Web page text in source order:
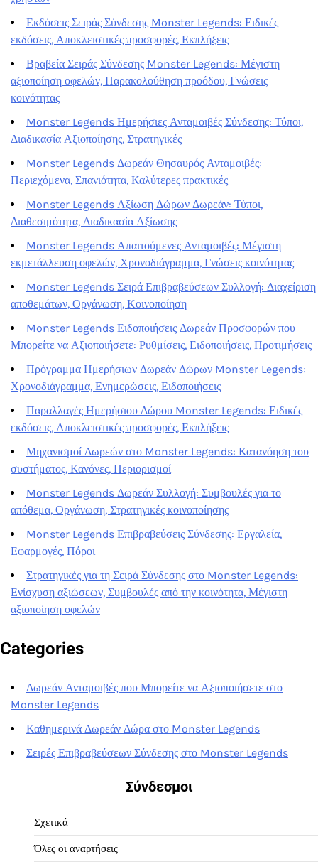
Εκδόσεις Σειράς Σύνδεσης Monster Legends: Ειδικές
εκδόσεις, Αποκλειστικές προσφορές, Εκπλήξεις
Βραβεία Σειράς Σύνδεσης Monster Legends: Μέγιστη
αξιοποίηση οφελών, Παρακολούθηση προόδου, Γνώσεις
κοινότητας
Monster Legends Ημερήσιες Ανταμοιβές Σύνδεσης: Τύποι,
Διαδικασία Αξιοποίησης, Στρατηγικές
Monster Legends Δωρεάν Θησαυρός Ανταμοιβές:
Περιεχόμενα, Σπανιότητα, Καλύτερες πρακτικές
Monster Legends Αξίωση Δώρων Δωρεάν: Τύποι,
Διαθεσιμότητα, Διαδικασία Αξίωσης
Monster Legends Απαιτούμενες Ανταμοιβές: Μέγιστη
εκμετάλλευση οφελών, Χρονοδιάγραμμα, Γνώσεις κοινότητας
Monster Legends Σειρά Επιβραβεύσεων Συλλογή: Διαχείριση
αποθεμάτων, Οργάνωση, Κοινοποίηση
Monster Legends Ειδοποιήσεις Δωρεάν Προσφορών που
Μπορείτε να Αξιοποιήσετε: Ρυθμίσεις, Ειδοποιήσεις, Προτιμήσεις
Πρόγραμμα Ημερήσιων Δωρεάν Δώρων Monster Legends:
Χρονοδιάγραμμα, Ενημερώσεις, Ειδοποιήσεις
Παραλλαγές Ημερήσιου Δώρου Monster Legends: Ειδικές
εκδόσεις, Αποκλειστικές προσφορές, Εκπλήξεις
Μηχανισμοί Δωρεών στο Monster Legends: Κατανόηση του
συστήματος, Κανόνες, Περιορισμοί
Monster Legends Δωρεάν Συλλογή: Συμβουλές για το
απόθεμα, Οργάνωση, Στρατηγικές κοινοποίησης
Monster Legends Επιβραβεύσεις Σύνδεσης: Εργαλεία,
Εφαρμογές, Πόροι
Στρατηγικές για τη Σειρά Σύνδεσης στο Monster Legends:
Ενίσχυση αξιώσεων, Συμβουλές από την κοινότητα, Μέγιστη
αξιοποίηση οφελών
Categories
Δωρεάν Ανταμοιβές που Μπορείτε να Αξιοποιήσετε στο
Monster Legends
Καθημερινά Δωρεάν Δώρα στο Monster Legends
Σειρές Επιβραβεύσεων Σύνδεσης στο Monster Legends
Σύνδεσμοι
Σχετικά
Όλες οι αναρτήσεις